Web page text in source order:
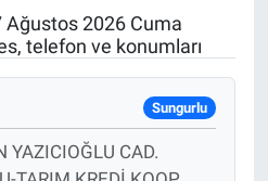
2026 Cuma
telefon ve konumları
Sungurlu
YAZICIOĞLU CAD.